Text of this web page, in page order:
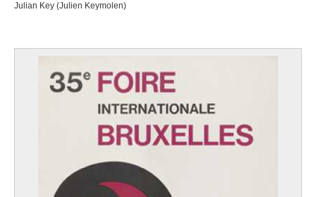
Julian Key (Julien Keymolen)